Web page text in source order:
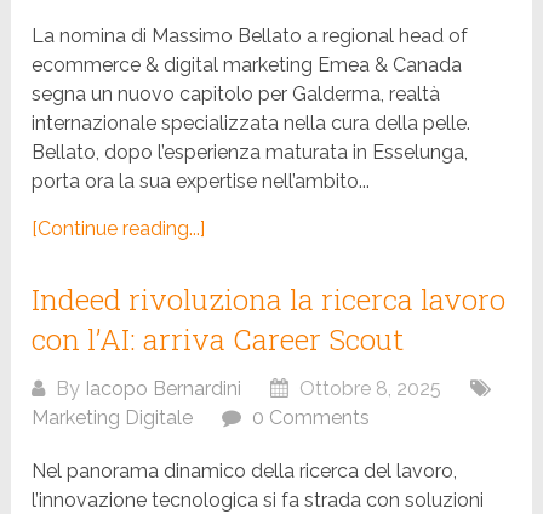
La nomina di Massimo Bellato a regional head of
ecommerce & digital marketing Emea & Canada
segna un nuovo capitolo per Galderma, realtà
internazionale specializzata nella cura della pelle.
Bellato, dopo l’esperienza maturata in Esselunga,
porta ora la sua expertise nell’ambito...
[Continue reading...]
Indeed rivoluziona la ricerca lavoro
con l’AI: arriva Career Scout
By Iacopo Bernardini
Ottobre 8, 2025
Marketing Digitale
0 Comments
Nel panorama dinamico della ricerca del lavoro,
l’innovazione tecnologica si fa strada con soluzioni